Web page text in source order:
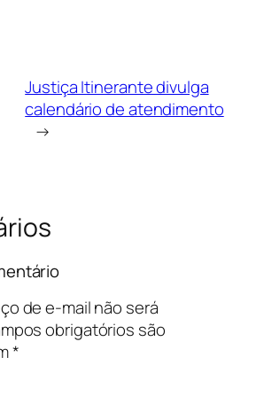
Justiça Itinerante divulga
calendário de atendimento
→
de e-mail não será
obrigatórios são
*